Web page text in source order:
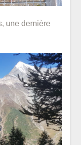
une dernière